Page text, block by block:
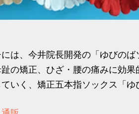
は、今井院長開発の「ゆびの
の矯正、ひざ・腰の痛みに効
いく、矯正五本指ソックス「